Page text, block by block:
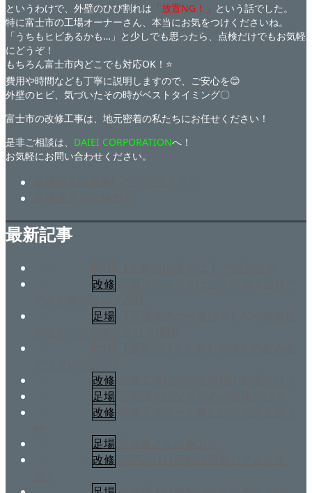
というわけで、外壁のひび割れは 「放置NG！」 という話でした。
特に富士市の工場オーナーさん、本当にお気をつけくださいね。
「うちもヒビあるかも…」と少しでも思ったら、点検だけでもお気軽
にどうぞ！
もちろん富士市内どこでも対応OK！⭐
費用や時間なども丁寧に説明しますので、ご安心を😊
外壁のヒビ、気づいたその時がベストタイミング〇
富士市の改修工事は、地元密着の私たちにお任せください！
是非ご相談は、 DAIEI CORPORATIONへ！
お気軽にお問い合わせください。
最新記事
改修
足場
改修
足場
改修
足場
改修